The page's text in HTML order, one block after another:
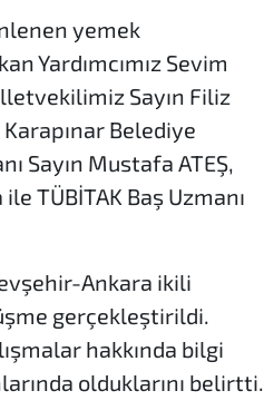
yemek
Yardımcımız Sevim
Sayın Filiz
Karapınar Belediye
Sayın Mustafa ATEŞ,
TÜBİTAK Baş Uzmanı
Ankara ikili
gerçekleştirildi.
hakkında bilgi
olduklarını belirtti.